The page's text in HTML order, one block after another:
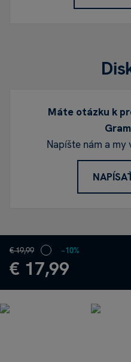
Máte otázku k
Napíšte nám a
€ 19,99
€ 17,99
−10%